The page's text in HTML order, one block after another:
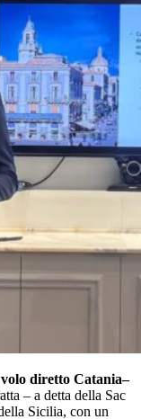
volo diretto Catania–
– a detta della Sac
Sicilia, con un